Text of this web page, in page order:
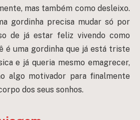
mas também como desleixo.
gordinha precisa mudar só por
de já estar feliz vivendo como
é uma gordinha que já está triste
e já queria mesmo emagrecer,
algo motivador para finalmente
dos seus sonhos.